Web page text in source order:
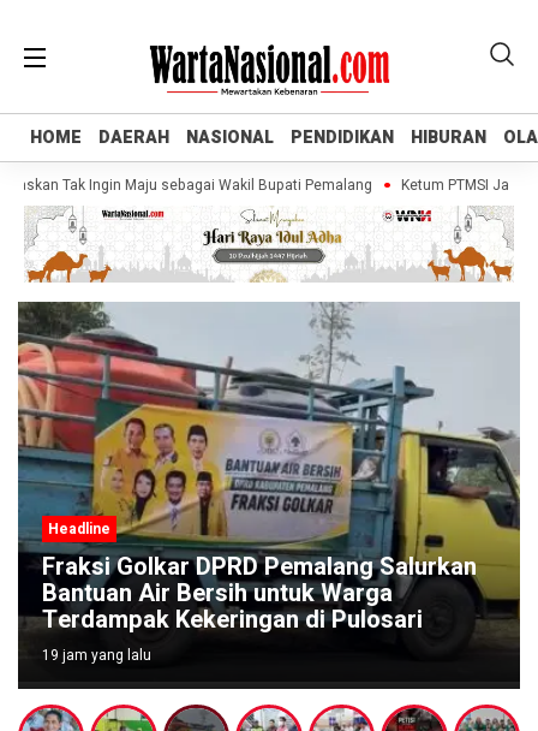
HOME DAERAH NASIONAL PENDIDIKAN HIBURAN
HOME DAERAH NASIONAL PENDIDIKAN HIBURAN
Tak Ingin Maju sebagai Wakil Bupati Pemalang Ketum PTMSI Jateng
Headline
Fraksi Golkar DPRD Pemalang Salurkan
Bantuan Air Bersih untuk Warga
Terdampak Kekeringan di Pulosari
19 jam yang lalu